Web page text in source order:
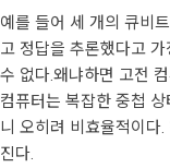
예를 들어 세 개의 큐비
고 정답을 추론했다고
수 없다.왜냐하면 고전
컴퓨터는 복잡한 중첩
니 오히려 비효율적이다
진다.